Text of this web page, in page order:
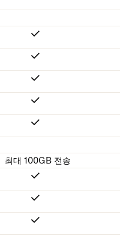
최대 100GB 전송